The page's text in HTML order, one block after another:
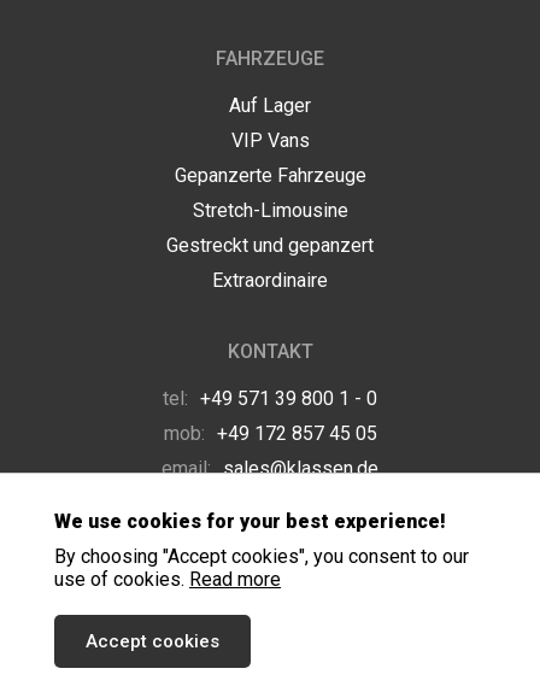
FAHRZEUGE
Auf Lager
VIP Vans
Gepanzerte Fahrzeuge
Stretch-Limousine
Gestreckt und gepanzert
Extraordinaire
KONTAKT
tel: +49 571 39 800 1 - 0
mob: +49 172 857 45 05
email: sales@klassen.de
We use cookies for your best experience!
By choosing "Accept cookies", you consent to our
use of cookies. Read more
Accept cookies